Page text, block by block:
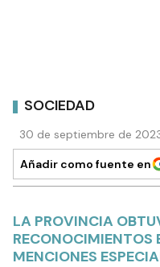
SOCIEDAD
30 de septiembre de
Añadir como fuente en
LA PROVINCIA
RECONOCIMIENTOS
MENCIONES